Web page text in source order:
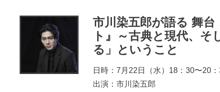
市川染五郎が語る 舞台
ト』～古典と現代、そ
る」ということ
日時：7月22日（水）18：30〜20
出演：市川染五郎